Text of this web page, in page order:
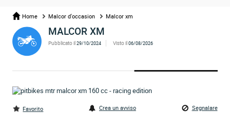
Home Malcor d'occasion Malcor xm
MALCOR XM
Pubblicato il29/10/2024 Visto il06/08/2026
Favorito Crea un avviso Segnalare